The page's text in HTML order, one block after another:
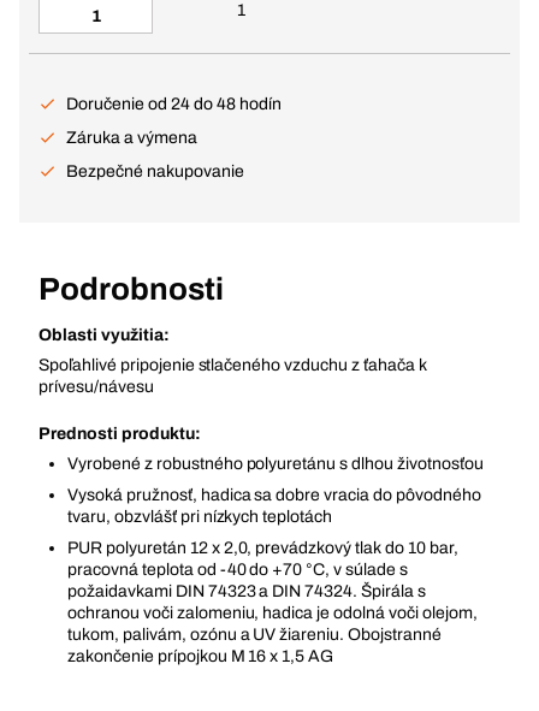
1
Doručenie od 24 do 48 hodín
Záruka a výmena
Bezpečné nakupovanie
Podrobnosti
Oblasti využitia:
Spoľahlivé pripojenie stlačeného vzduchu z ťahača k
prívesu/návesu
Prednosti produktu:
Vyrobené z robustného polyuretánu s dlhou životnosťou
Vysoká pružnosť, hadica sa dobre vracia do pôvodného
tvaru, obzvlášť pri nízkych teplotách
PUR polyuretán 12 x 2,0, prevádzkový tlak do 10 bar,
pracovná teplota od -40 do +70 °C, v súlade s
požaidavkami DIN 74323 a DIN 74324. Špirála s
ochranou voči zalomeniu, hadica je odolná voči olejom,
tukom, palivám, ozónu a UV žiareniu. Obojstranné
zakončenie prípojkou M 16 x 1,5 AG